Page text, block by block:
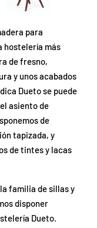
para
hostelería más
de fresno,
y unos acabados
Dueto se puede
asiento de
de
tapizada, y
de tintes y lacas
familia de sillas y
disponer
Dueto.